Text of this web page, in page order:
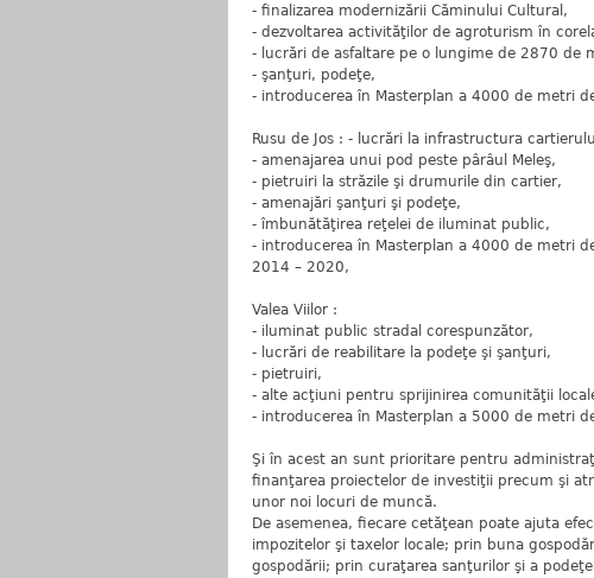
- finalizarea modernizării Căminului Cultural,
- dezvoltarea activităţilor de agroturism în
- lucrări de asfaltare pe o lungime de 2870 de
- şanţuri, podeţe,
- introducerea în Masterplan a 4000 de metri
Rusu de Jos : - lucrări la infrastructura
- amenajarea unui pod peste pârâul Meleş,
- pietruiri la străzile şi drumurile din cartier,
- amenajări şanţuri şi podeţe,
- îmbunătăţirea reţelei de iluminat public,
- introducerea în Masterplan a 4000 de metri
2014 – 2020,
Valea Viilor :
- iluminat public stradal corespunzător,
- lucrări de reabilitare la podeţe şi şanţuri,
- pietruiri,
- alte acţiuni pentru sprijinirea comunităţii
- introducerea în Masterplan a 5000 de metri
Şi în acest an sunt prioritare pentru
finanţarea proiectelor de investiţii precum şi
unor noi locuri de muncă.
De asemenea, fiecare cetăţean poate ajuta
impozitelor şi taxelor locale; prin buna
gospodării; prin curaţarea sanţurilor şi a